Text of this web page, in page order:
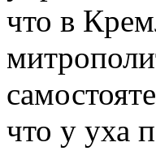
что в
что у уха